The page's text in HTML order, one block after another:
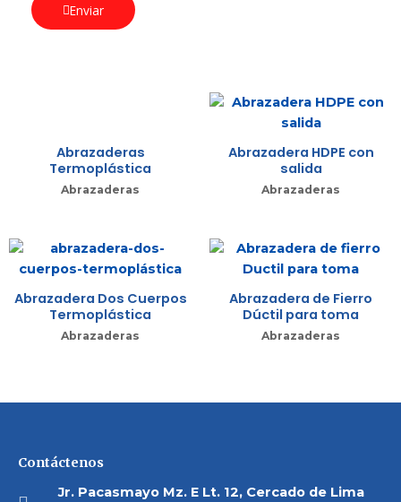
Enviar
Abrazaderas
Termoplástica
Abrazaderas
Abrazadera HDPE con
salida
Abrazaderas
Abrazadera Dos Cuerpos
Termoplástica
Abrazaderas
Abrazadera de Fierro
Dúctil para toma
Abrazaderas
Contáctenos
Jr. Pacasmayo Mz. E Lt. 12, Cercado de Lima